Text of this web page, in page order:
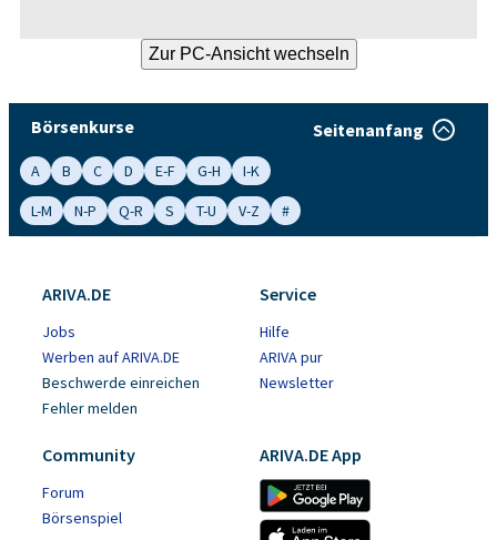
Börsenkurse Seitenanfang
A B C D E-F G-H
I-K
L-M
N-P Q-R S T-U V-Z #
ARIVA.DE
Jobs
Werben auf ARIVA.DE
Beschwerde einreichen
Fehler melden
Service
Hilfe
ARIVA pur
Newsletter
Community
Forum
Börsenspiel
ARIVA.DE App